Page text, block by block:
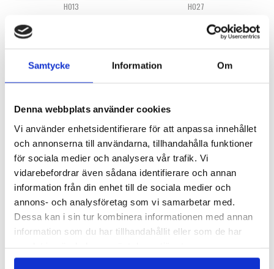
Samtycke Information Om
Denna webbplats använder cookies
Vi använder enhetsidentifierare för att anpassa innehållet
och annonserna till användarna, tillhandahålla funktioner
för sociala medier och analysera vår trafik. Vi
vidarebefordrar även sådana identifierare och annan
information från din enhet till de sociala medier och
annons- och analysföretag som vi samarbetar med.
Dessa kan i sin tur kombinera informationen med annan
information som du har tillhandahållit eller som de har
H013
Logga in för att se pris
H027
ODEKORERAD FILTHATT – H027
Logga in för att se pris
H011
ODEKORERAD FILTHATT – H011
Logga in för att se pris
H010
ODEKORERAD FILTHATT – H010
Logga in för att se pris